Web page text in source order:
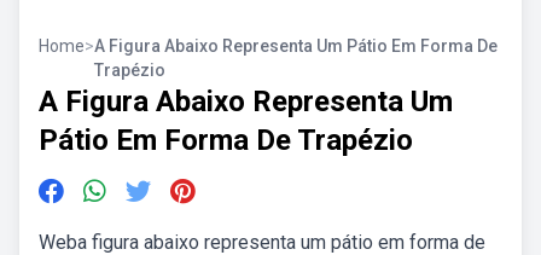
Home>A Figura Abaixo Representa Um Pátio Em Forma De
Trapézio
A Figura Abaixo Representa Um
Pátio Em Forma De Trapézio
Weba figura abaixo representa um pátio em forma de